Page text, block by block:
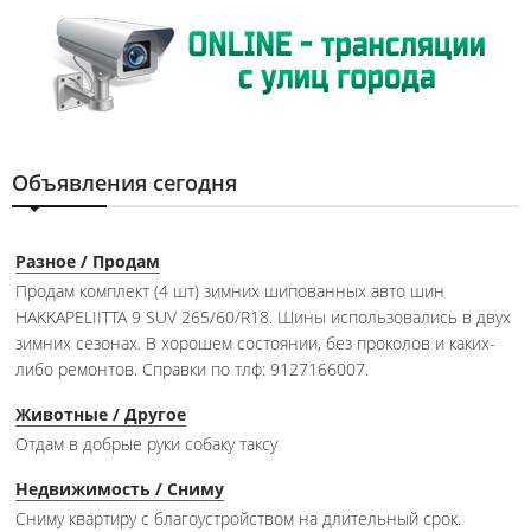
Объявления сегодня
Разное / Продам
Продам комплект (4 шт) зимних шипованных авто шин
HAKKAPELIITTA 9 SUV 265/60/R18. Шины использовались в двух
зимних сезонах. В хорошем состоянии, без проколов и каких-
либо ремонтов. Справки по тлф: 9127166007.
Животные / Другое
Отдам в добрые руки собаку таксу
Недвижимость / Сниму
Сниму квартиру с благоустройством на длительный срок.